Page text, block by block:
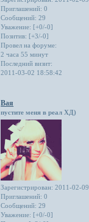
Приглашений: 0
Сообщений: 29
Уважение: [+0/-0]
Позитив: [+3/-0]
Провел на форуме:
2 часа 55 минут
Последний визит:
2011-03-02 18:58:42
Вая
пустите меня в реал ХД)
Зарегистрирован: 2011-02-09
Приглашений: 0
Сообщений: 29
Уважение: [+0/-0]